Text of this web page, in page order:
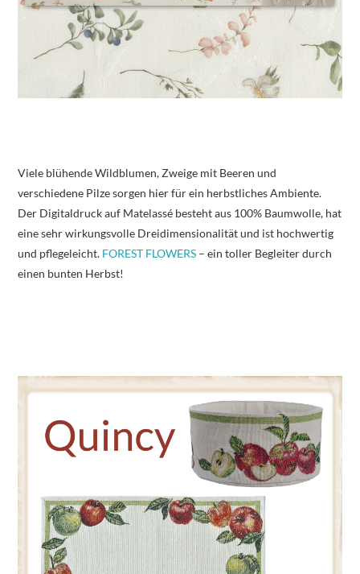
Viele blühende Wildblumen, Zweige mit Beeren und
verschiedene Pilze sorgen hier für ein herbstliches Ambiente.
Der Digitaldruck auf Matelassé besteht aus 100% Baumwolle, hat
eine sehr wirkungsvolle Dreidimensionalität und ist hochwertig
und pflegeleicht. FOREST FLOWERS – ein toller Begleiter durch
einen bunten Herbst!